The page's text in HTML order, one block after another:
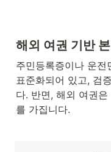
해외 여권 기반
주민등록증이나 운
표준화되어 있고, 검
다. 반면, 해외 여권
를 가집니다.